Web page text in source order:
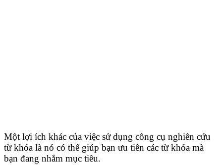
Một lợi ích khác của việc sử dụng công cụ nghiên cứu
từ khóa là nó có thể giúp bạn ưu tiên các từ khóa mà
bạn đang nhắm mục tiêu.